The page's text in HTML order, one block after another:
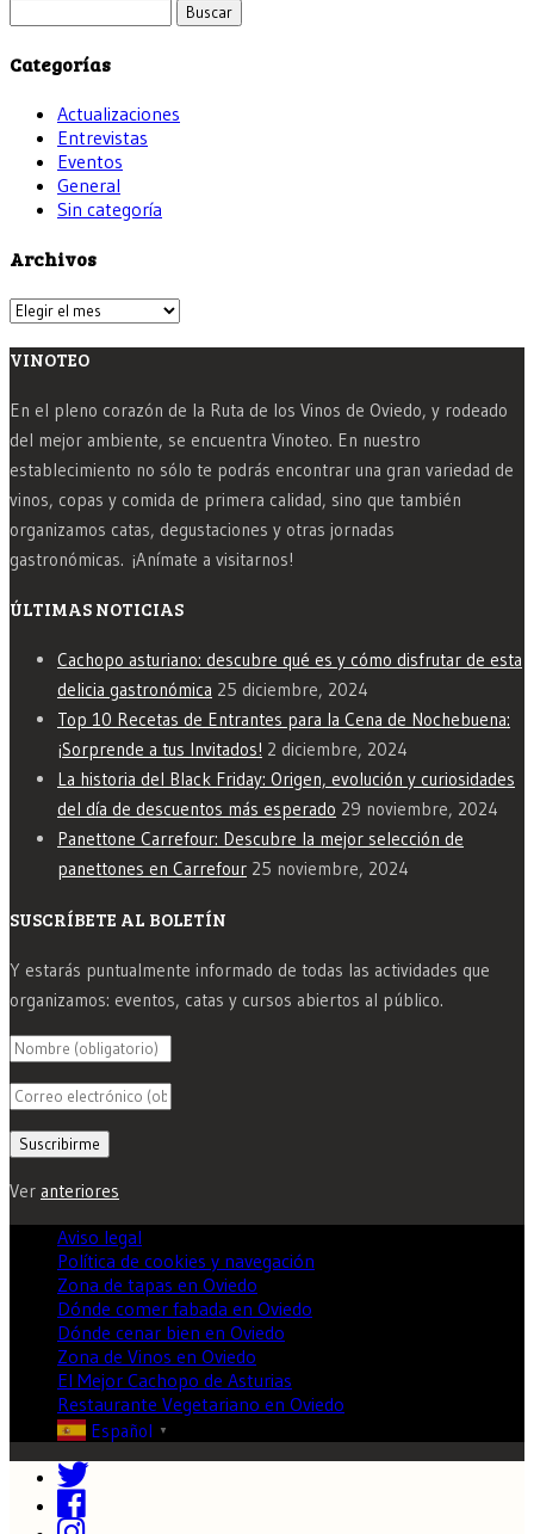
Categorías
Actualizaciones
Entrevistas
Eventos
General
Sin categoría
Archivos
Archivos
VINOTEO
En el pleno corazón de la Ruta de los Vinos de Oviedo, y rodeado
del mejor ambiente, se encuentra Vinoteo. En nuestro
establecimiento no sólo te podrás encontrar una gran variedad de
vinos, copas y comida de primera calidad, sino que también
organizamos catas, degustaciones y otras jornadas
gastronómicas. ¡Anímate a visitarnos!
ÚLTIMAS NOTICIAS
Cachopo asturiano: descubre qué es y cómo disfrutar de esta
delicia gastronómica 25 diciembre, 2024
Top 10 Recetas de Entrantes para la Cena de Nochebuena:
¡Sorprende a tus Invitados! 2 diciembre, 2024
La historia del Black Friday: Origen, evolución y curiosidades
del día de descuentos más esperado 29 noviembre, 2024
Panettone Carrefour: Descubre la mejor selección de
panettones en Carrefour 25 noviembre, 2024
SUSCRÍBETE AL BOLETÍN
Y estarás puntualmente informado de todas las actividades que
organizamos: eventos, catas y cursos abiertos al público.
Ver anteriores
Aviso legal
Política de cookies y navegación
Zona de tapas en Oviedo
Dónde comer fabada en Oviedo
Dónde cenar bien en Oviedo
Zona de Vinos en Oviedo
El Mejor Cachopo de Asturias
Restaurante Vegetariano en Oviedo
Español ▼